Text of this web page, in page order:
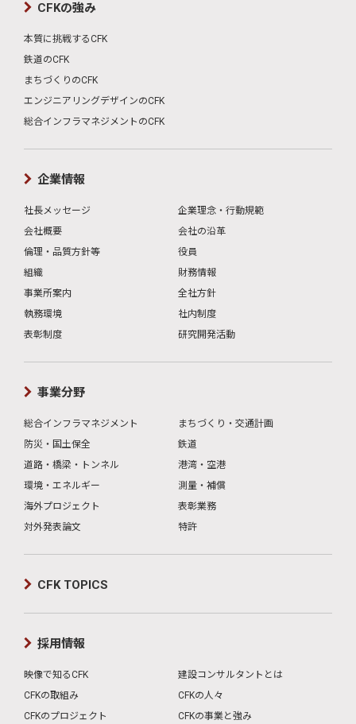
CFKの強み
本質に挑戦するCFK
鉄道のCFK
まちづくりのCFK
エンジニアリングデザインのCFK
総合インフラマネジメントのCFK
企業情報
社長メッセージ
企業理念・行動規範
会社概要
会社の沿革
倫理・品質方針等
役員
組織
財務情報
事業所案内
全社方針
執務環境
社内制度
表彰制度
研究開発活動
事業分野
総合インフラマネジメント
まちづくり・交通計画
防災・国土保全
鉄道
道路・橋梁・トンネル
港湾・空港
環境・エネルギー
測量・補償
海外プロジェクト
表彰業務
対外発表論文
特許
CFK TOPICS
採用情報
映像で知るCFK
建設コンサルタントとは
CFKの取組み
CFKの人々
CFKのプロジェクト
CFKの事業と強み